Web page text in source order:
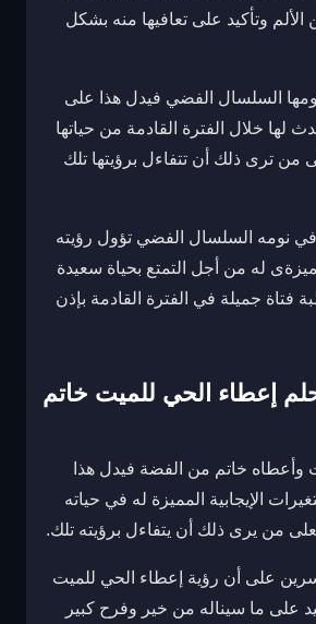
وتأكيد على تعافيها منه بشكل
السلسال الفضي فيدل هذا على
لها خلال الفترة القادمة من حياتها
من ترى ذلك أن تتفاءل برؤيتها تلك
نومه السلسال الفضي تؤول رؤيته
له من أجل التمتع بحياة سعيدة
جميلة في الفترة القادمة بإذن
إعطاء الحي للميت خاتم
وأعطاه خاتم من الفضة فيدل هذا
الإيجابية المميزة له في حياته
من يرى ذلك أن يتفاءل برؤيته تلك.
على أن رؤية إعطاء الحي للميت
على ما سيناله من خير وفرح كبير